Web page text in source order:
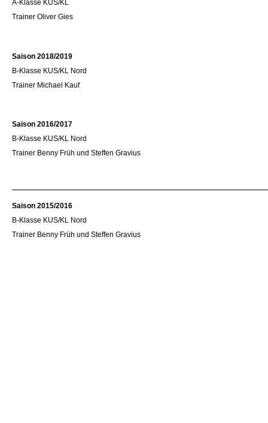
A-Klasse KUS/KL
Trainer Oliver Gies
Saison 2018/2019
B-Klasse KUS/KL Nord
Trainer Michael Kauf
Saison 2016/2017
B-Klasse KUS/KL Nord
Trainer Benny Früh und Steffen Gravius
Saison 2015/2016
B-Klasse KUS/KL Nord
Trainer Benny Früh und Steffen Gravius